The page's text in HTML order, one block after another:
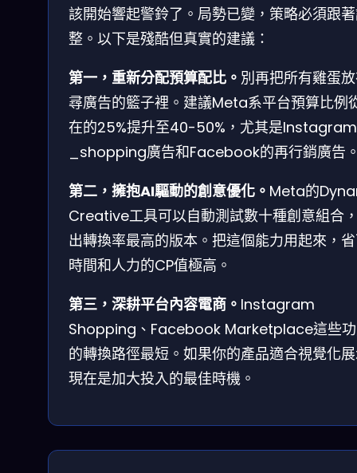
該開始響起警鈴了。局勢已變，策略必須跟
整。以下是殘酷但真實的建議：
第一，重新分配預算配比。 別再把所有雞蛋
尋廣告的籃子裡。建議Meta系平台預算比例
在的25%提升至40-50%，尤其是
_shopping廣告和Facebook的再行銷廣告
第二，擁抱AI驅動的創意優化。 Meta的
Creative工具可以自動測試數十種創意組合
出轉換率最高的版本。把這個能力用起來，
時間和人力的CP值極高。
第三，深耕平台內容電商。 Instagram
Shopping、Facebook Marketplace這些
的轉換路徑最短。如果你的產品適合視覺化
現在是加大投入的最佳時機。